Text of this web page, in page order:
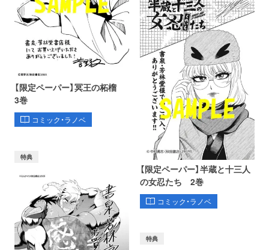
【限定ペーパー】冥王の柘榴
3巻
コミック・ラノベ
【限定ペーパー】半蔵と十三人
の女忍たち 2巻
コミック・ラノベ
特典
特典